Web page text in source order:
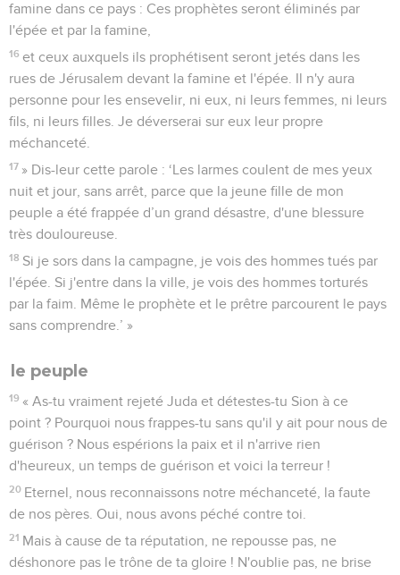
famine dans ce pays : Ces prophètes seront éliminés par
l'épée et par la famine,
16 et ceux auxquels ils prophétisent seront jetés dans les
rues de Jérusalem devant la famine et l'épée. Il n'y aura
personne pour les ensevelir, ni eux, ni leurs femmes, ni leurs
fils, ni leurs filles. Je déverserai sur eux leur propre
méchanceté.
17 » Dis-leur cette parole : ‘Les larmes coulent de mes yeux
nuit et jour, sans arrêt, parce que la jeune fille de mon
peuple a été frappée d’un grand désastre, d'une blessure
très douloureuse.
18 Si je sors dans la campagne, je vois des hommes tués par
l'épée. Si j'entre dans la ville, je vois des hommes torturés
par la faim. Même le prophète et le prêtre parcourent le pays
sans comprendre.’ »
le peuple
19 « As-tu vraiment rejeté Juda et détestes-tu Sion à ce
point ? Pourquoi nous frappes-tu sans qu'il y ait pour nous de
guérison ? Nous espérions la paix et il n'arrive rien
d'heureux, un temps de guérison et voici la terreur !
20 Eternel, nous reconnaissons notre méchanceté, la faute
de nos pères. Oui, nous avons péché contre toi.
21 Mais à cause de ta réputation, ne repousse pas, ne
déshonore pas le trône de ta gloire ! N'oublie pas, ne brise